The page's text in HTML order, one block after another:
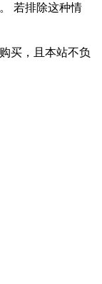
若排除这种情
买，且本站不负